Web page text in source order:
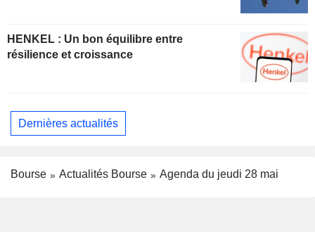
HENKEL : Un bon équilibre entre
résilience et croissance
Dernières actualités
Bourse Actualités Bourse Agenda du jeudi 28 mai